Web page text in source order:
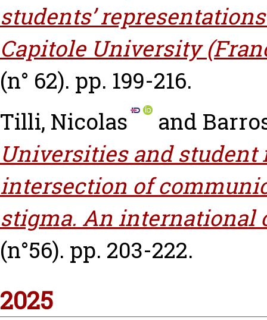
students’
Capitole University
(n° 62). pp. 199-216.
Tilli, Nicolas
and
Universities and
intersection of
stigma. An international
(n°56). pp. 203-222.
2025